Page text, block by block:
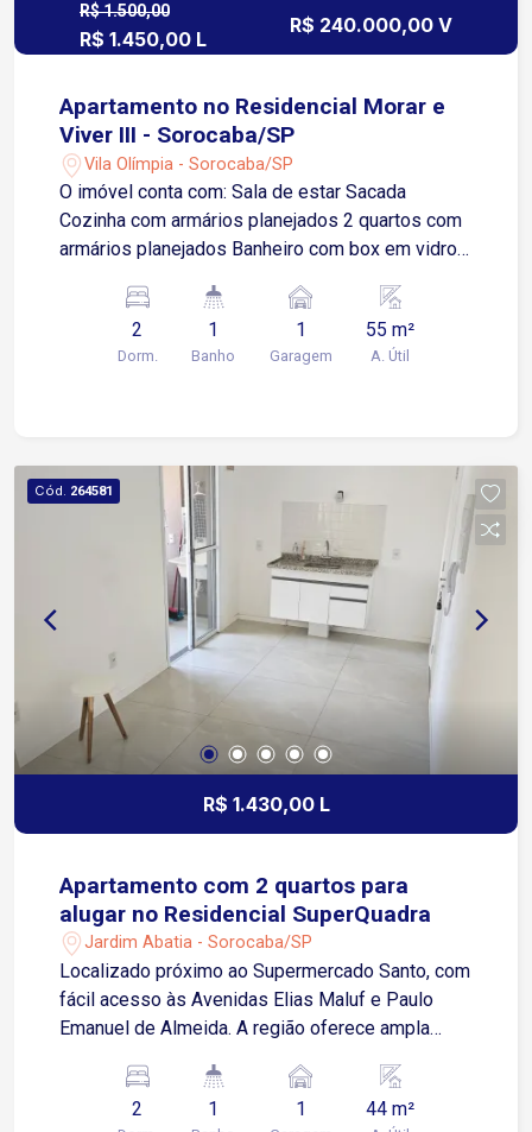
R$ 1.500,00
R$ 1.450,00 L
R$ 240.000,00 V
Apartamento no Residencial Morar e
Viver III - Sorocaba/SP
Vila Olímpia - Sorocaba/SP
O imóvel conta com: Sala de estar Sacada
Cozinha com armários planejados 2 quartos com
armários planejados Banheiro com box em vidro
descoberta Aproximadamente 300 metros da
Avenida Itavuvu 7 minutos da Avenida Ipanema
10 minutos da Avenida J. J. Lacerda 12 minutos
Espaço gourmet Salão de festas Entre em
contato para agendar uma visita e conhecer este
apartamento!
2
Dorm.
1
Banho
1
Garagem
55 m²
A. Útil
Cód. 264581
R$ 1.430,00 L
Apartamento com 2 quartos para
alugar no Residencial SuperQuadra
Jardim Abatia - Sorocaba/SP
Localizado próximo ao Supermercado Santo, com
fácil acesso às Avenidas Elias Maluf e Paulo
Emanuel de Almeida. A região oferece ampla
academias, farmácias e diversos comércios e
serviços. Sobre o imóvel: 2 quartos Sala de estar
2 1 1 44 m²